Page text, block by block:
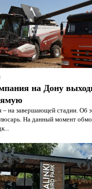
на Дону
– на завершающей стадии. Об
На данный момент